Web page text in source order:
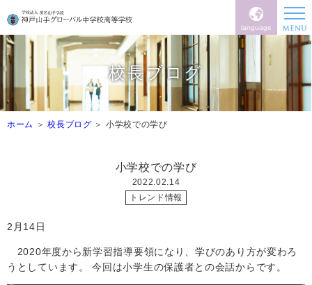
language
校長ブログ
ホーム 校長ブログ 小学校での学び
小学校での学び
2022.02.14
トレンド情報
2月14日
2020年度から新学習指導要領になり、学びのあり方が変わろ
うとしています。
今回は小学生の保護者との会話からです。